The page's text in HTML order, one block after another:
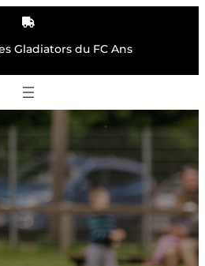
Gladiators du FC Ans